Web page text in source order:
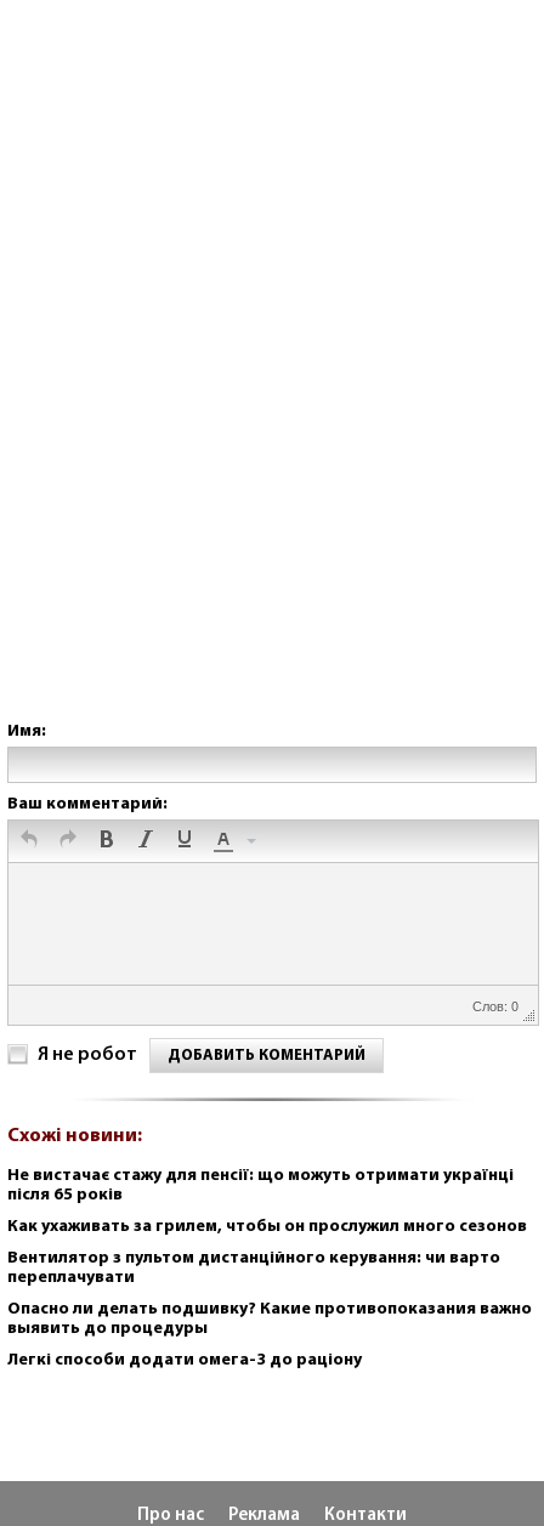
Имя:
Ваш комментарий:
Слов: 0
Я не робот ДОБАВИТЬ КОМЕНТАРИЙ
Схожі новини:
Не вистачає стажу для пенсії: що можуть отримати українці
після 65 років
Как ухаживать за грилем, чтобы он прослужил много сезонов
Вентилятор з пультом дистанційного керування: чи варто
переплачувати
Опасно ли делать подшивку? Какие противопоказания важно
выявить до процедуры
Легкі способи додати омега-3 до раціону
Про нас Реклама Контакти